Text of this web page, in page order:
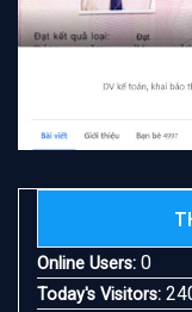
Online Users: 0
Today's Visitors: